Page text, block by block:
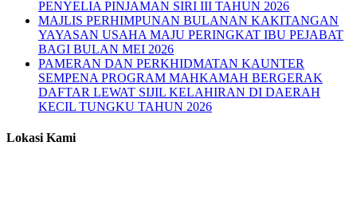
PENYELIA PINJAMAN SIRI III TAHUN 2026
MAJLIS PERHIMPUNAN BULANAN KAKITANGAN
YAYASAN USAHA MAJU PERINGKAT IBU PEJABAT
BAGI BULAN MEI 2026
PAMERAN DAN PERKHIDMATAN KAUNTER
SEMPENA PROGRAM MAHKAMAH BERGERAK
DAFTAR LEWAT SIJIL KELAHIRAN DI DAERAH
KECIL TUNGKU TAHUN 2026
Lokasi Kami